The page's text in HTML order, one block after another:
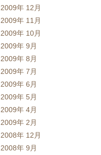
2009年 12月
2009年 11月
2009年 10月
2009年 9月
2009年 8月
2009年 7月
2009年 6月
2009年 5月
2009年 4月
2009年 2月
2008年 12月
2008年 9月